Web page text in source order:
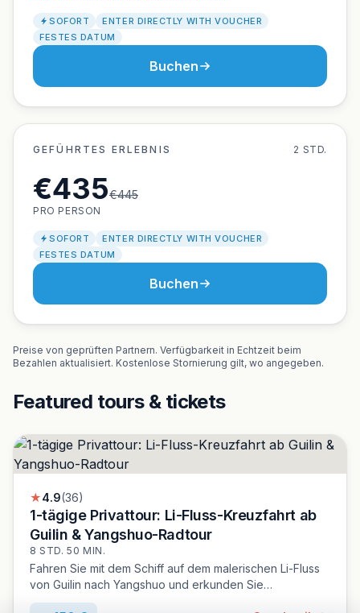
SOFORT
ENTER DIRECTLY WITH VOUCHER
FESTES DATUM
Buchen
GEFÜHRTES ERLEBNIS 2 STD.
€435€445
PRO PERSON
SOFORT
ENTER DIRECTLY WITH VOUCHER
FESTES DATUM
Buchen
Preise von geprüften Partnern. Verfügbarkeit in Echtzeit beim
Bezahlen aktualisiert. Kostenlose Stornierung gilt, wo angegeben.
Featured tours & tickets
★4.9(36)
1-tägige Privattour: Li-Fluss-Kreuzfahrt ab
Guilin & Yangshuo-Radtour
8 STD. 50 MIN.
Fahren Sie mit dem Schiff auf dem malerischen Li-Fluss
von Guilin nach Yangshuo und erkunden Sie
anschließend die West Street und lokale Märkte.